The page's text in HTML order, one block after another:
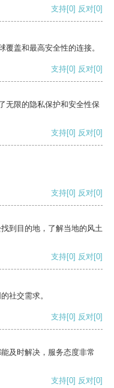
支持[0] 反对[0]
盖和最高安全性的连接。
支持[0] 反对[0]
无限的隐私保护和安全性保
支持[0] 反对[0]
支持[0] 反对[0]
到目的地，了解当地的风土
支持[0] 反对[0]
社交需求。
支持[0] 反对[0]
及时解决，服务态度非常
支持[0] 反对[0]